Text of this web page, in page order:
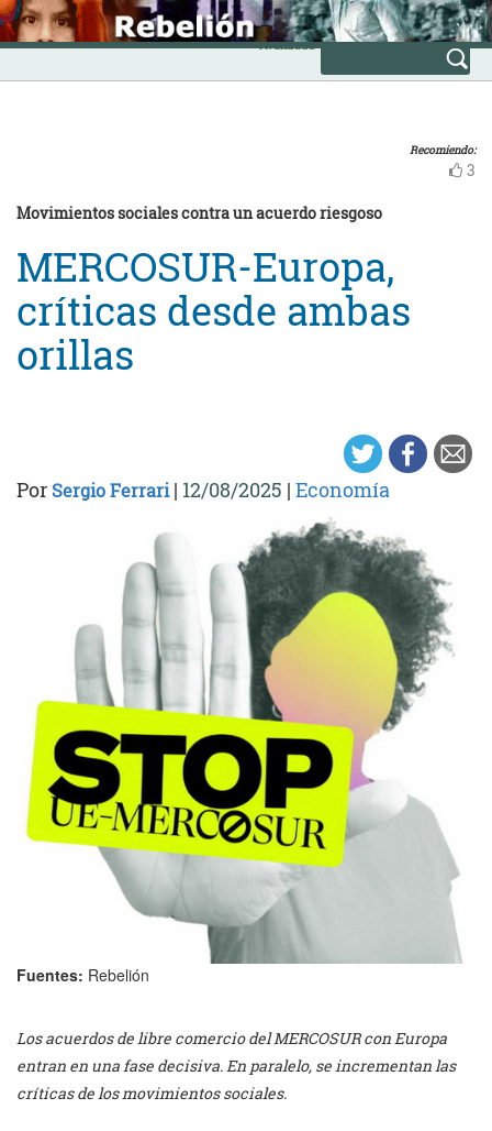
Skip
to
content
INICIO
Avanzada
Recomiendo:
3
Movimientos sociales contra un acuerdo riesgoso
MERCOSUR-Europa,
críticas desde ambas
orillas
Por Sergio Ferrari| 12/08/2025 | Economía
Fuentes: Rebelión
Los acuerdos de libre comercio del MERCOSUR con Europa
entran en una fase decisiva. En paralelo, se incrementan las
críticas de los movimientos sociales.